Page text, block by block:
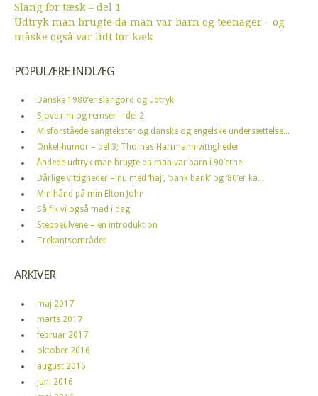
Slang for tæsk – del 1
Udtryk man brugte da man var barn og teenager – og
måske også var lidt for kæk
POPULÆRE INDLÆG
Danske 1980’er slangord og udtryk
Sjove rim og remser – del 2
Misforståede sangtekster og danske og engelske undersættelse...
Onkel-humor – del 3; Thomas Hartmann vittigheder
Åndede udtryk man brugte da man var barn i 90’erne
Dårlige vittigheder – nu med ‘haj’, ‘bank bank’ og ’80’er ka...
Min hånd på min Elton John
Så fik vi også mad i dag
Steppeulvene – en introduktion
Trekantsområdet
ARKIVER
maj 2017
marts 2017
februar 2017
oktober 2016
august 2016
juni 2016